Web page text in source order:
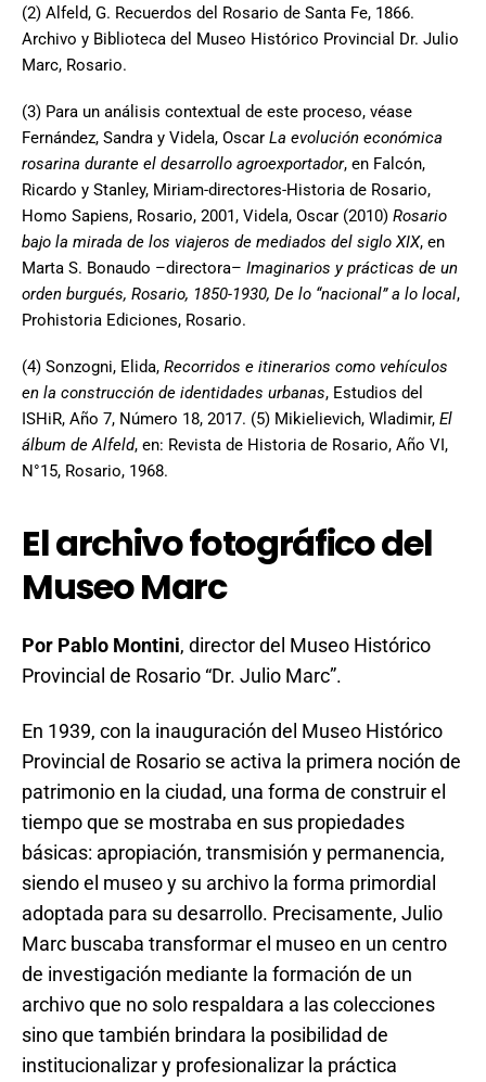
(2) Alfeld, G. Recuerdos del Rosario de Santa Fe, 1866.
Archivo y Biblioteca del Museo Histórico Provincial Dr. Julio
Marc, Rosario.
(3) Para un análisis contextual de este proceso, véase
Fernández, Sandra y Videla, Oscar La evolución económica
rosarina durante el desarrollo agroexportador, en Falcón,
Ricardo y Stanley, Miriam-directores-Historia de Rosario,
Homo Sapiens, Rosario, 2001, Videla, Oscar (2010) Rosario
bajo la mirada de los viajeros de mediados del siglo XIX, en
Marta S. Bonaudo –directora– Imaginarios y prácticas de un
orden burgués, Rosario, 1850-1930, De lo “nacional” a lo local,
Prohistoria Ediciones, Rosario.
(4) Sonzogni, Elida, Recorridos e itinerarios como vehículos
en la construcción de identidades urbanas, Estudios del
ISHiR, Año 7, Número 18, 2017. (5) Mikielievich, Wladimir, El
álbum de Alfeld, en: Revista de Historia de Rosario, Año VI,
N°15, Rosario, 1968.
El archivo fotográfico del
Museo Marc
Por Pablo Montini, director del Museo Histórico
Provincial de Rosario “Dr. Julio Marc”.
En 1939, con la inauguración del Museo Histórico
Provincial de Rosario se activa la primera noción de
patrimonio en la ciudad, una forma de construir el
tiempo que se mostraba en sus propiedades
básicas: apropiación, transmisión y permanencia,
siendo el museo y su archivo la forma primordial
adoptada para su desarrollo. Precisamente, Julio
Marc buscaba transformar el museo en un centro
de investigación mediante la formación de un
archivo que no solo respaldara a las colecciones
sino que también brindara la posibilidad de
institucionalizar y profesionalizar la práctica